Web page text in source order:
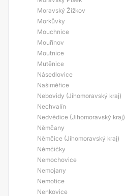
Moravský Žižkov
Morkůvky
Mouchnice
Mouřínov
Moutnice
Mutěnice
Násedlovice
Našiměřice
Nebovidy (Jihomoravský kraj)
Nechvalín
Nedvědice (Jihomoravský kraj)
Němčany
Němčice (Jihomoravský kraj)
Němčičky
Nemochovice
Nemojany
Nemotice
Nenkovice